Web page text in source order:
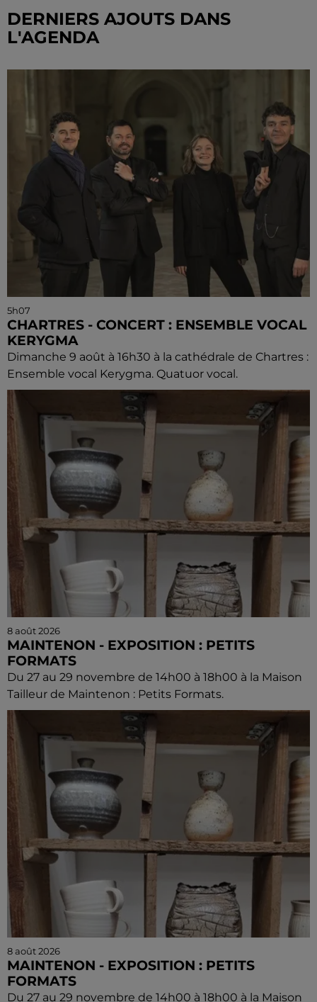
DERNIERS AJOUTS DANS
L'AGENDA
5h07
CHARTRES - CONCERT : ENSEMBLE VOCAL
KERYGMA
Dimanche 9 août à 16h30 à la cathédrale de Chartres :
Ensemble vocal Kerygma. Quatuor vocal.
8 août 2026
MAINTENON - EXPOSITION : PETITS
FORMATS
Du 27 au 29 novembre de 14h00 à 18h00 à la Maison
Tailleur de Maintenon : Petits Formats.
8 août 2026
MAINTENON - EXPOSITION : PETITS
FORMATS
Du 27 au 29 novembre de 14h00 à 18h00 à la Maison